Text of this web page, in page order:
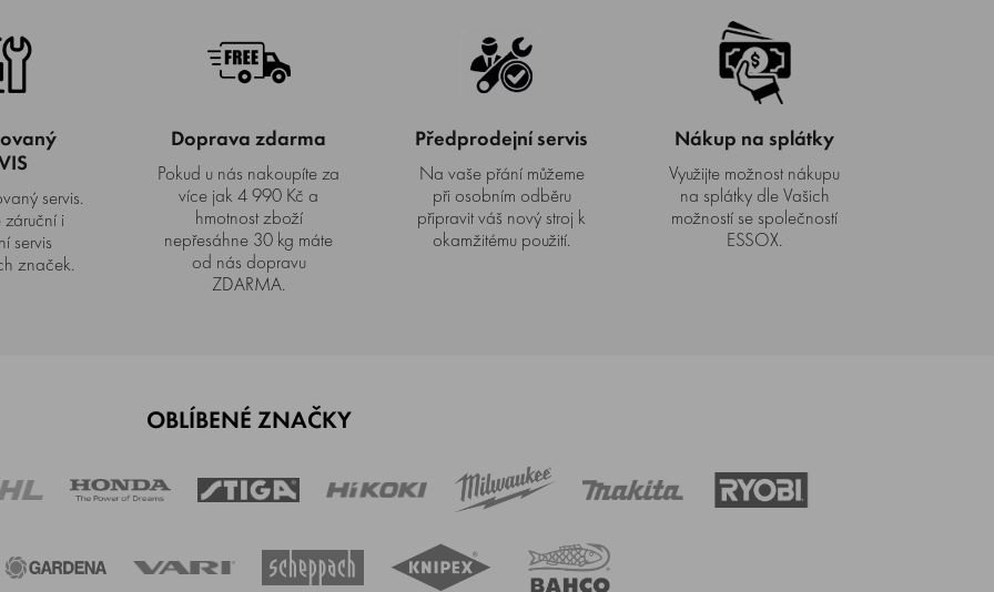
servis.
záruční i
servis
značek.
Doprava zdarma
Pokud u nás nakoupíte za
více jak 4 990 Kč a
hmotnost zboží
nepřesáhne 30 kg máte
od nás dopravu
ZDARMA.
Předprodejní servis
Na vaše přání můžeme
při osobním odběru
připravit váš nový stroj k
okamžitému použití.
Nákup na splátky
Využijte možnost nákupu
na splátky dle Vašich
možností se společností
ESSOX.
OBLÍBENÉ ZNAČKY